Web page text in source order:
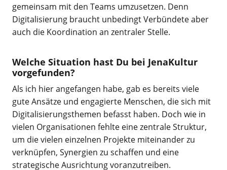
gemeinsam mit den Teams umzusetzen. Denn
Digitalisierung braucht unbedingt Verbündete aber
auch die Koordination an zentraler Stelle.
Welche Situation hast Du bei JenaKultur
vorgefunden?
Als ich hier angefangen habe, gab es bereits viele
gute Ansätze und engagierte Menschen, die sich mit
Digitalisierungsthemen befasst haben. Doch wie in
vielen Organisationen fehlte eine zentrale Struktur,
um die vielen einzelnen Projekte miteinander zu
verknüpfen, Synergien zu schaffen und eine
strategische Ausrichtung voranzutreiben.